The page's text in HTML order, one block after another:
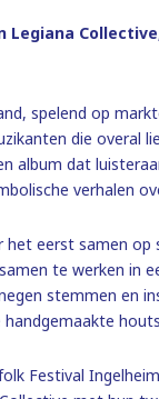
spelend op
die overal
dat
verhalen
eerst samen
te werken
stemmen en
Festival